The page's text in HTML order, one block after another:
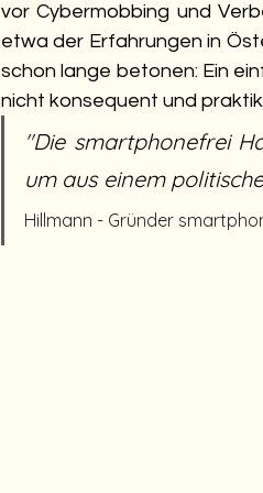
vor Cybermobbing und
etwa der Erfahrungen in
schon lange betonen: Ein
nicht konsequent und
"Die smartphonefrei
um aus einem
Hillmann - Gründer